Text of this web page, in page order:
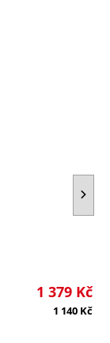
1 379 Kč
1 140 Kč